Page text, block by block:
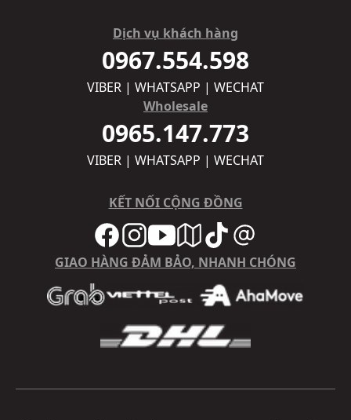
Dịch vụ khách hàng
0967.554.598
VIBER | WHATSAPP | WECHAT
Wholesale
0965.147.773
VIBER | WHATSAPP | WECHAT
KẾT NỐI CỘNG ĐỒNG
GIAO HÀNG ĐẢM BẢO, NHANH CHÓNG